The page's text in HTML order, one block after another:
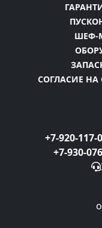
ШЕФ-
СОГЛАСИЕ НА
+7-920-117-
+7-930-